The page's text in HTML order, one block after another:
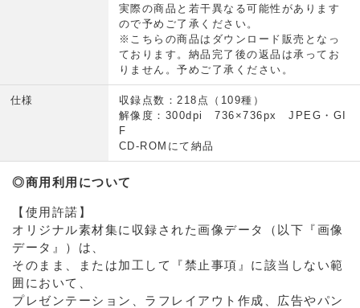
実際の商品と若干異なる可能性があります
ので予めご了承ください。
※こちらの商品はダウンロード販売となっ
ております。納品完了後の返品は承ってお
りません。予めご了承ください。
仕様
収録点数：218点（109種）
解像度：300dpi 736×736px JPEG・GI
F
CD-ROMにて納品
◎商用利用について
【使用許諾】
オリジナル素材集に収録された画像データ（以下『画像
データ』）は、
そのまま、または加工して『禁止事項』に該当しない範
囲において、
プレゼンテーション、ラフレイアウト作成、広告やパン